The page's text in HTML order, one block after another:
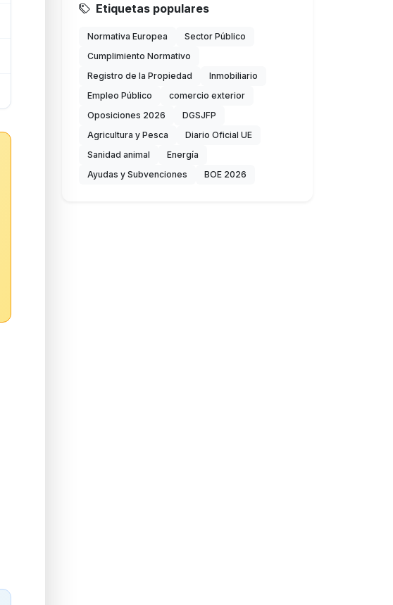
Etiquetas populares
Normativa Europea
Sector Público
Cumplimiento Normativo
Registro de la Propiedad
Inmobiliario
Empleo Público
comercio exterior
Oposiciones 2026
DGSJFP
Agricultura y Pesca
Diario Oficial UE
Sanidad animal
Energía
Ayudas y Subvenciones
BOE 2026